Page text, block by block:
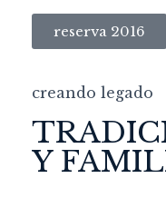
reserva 2016
creando legado
Y